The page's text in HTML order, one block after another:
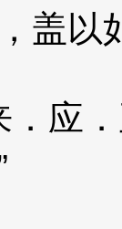
盖以
应